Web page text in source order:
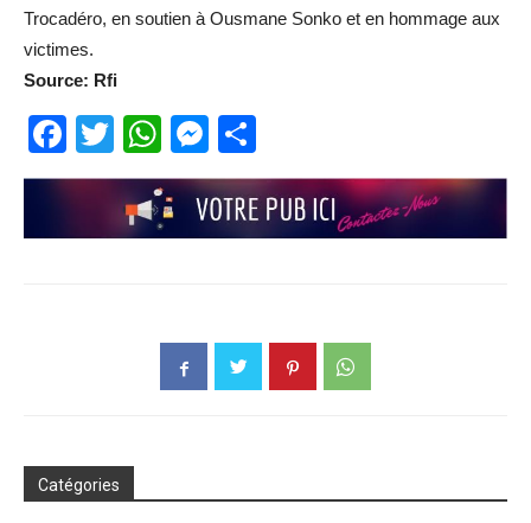
Trocadéro, en soutien à Ousmane Sonko et en hommage aux
victimes.
Source: Rfi
Facebook
TwitterWhatsApp
Messenger
Catégories